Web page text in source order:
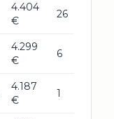
4.404
€
26
4.299
€
6
4.187
€
1